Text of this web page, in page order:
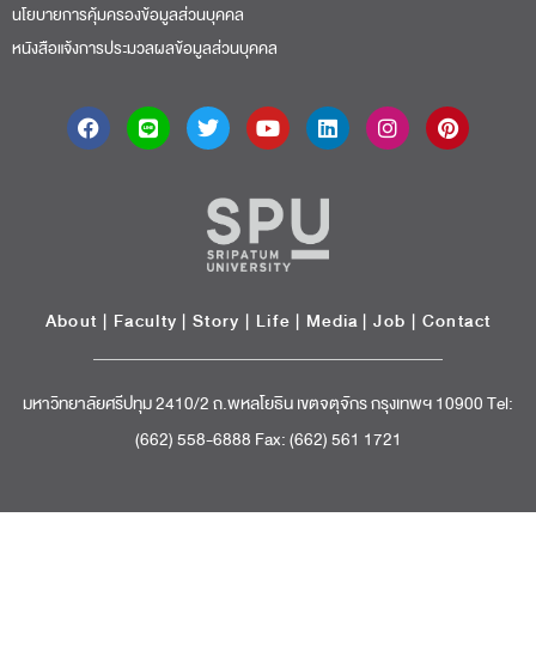
นโยบายการคุ้มครองข้อมูลส่วนบุคคล
หนังสือแจ้งการประมวลผลข้อมูลส่วนบุคคล
About | Faculty | Story | Life | Media |Job | Contact
มหาวิทยาลัยศรีปทุม 2410/2 ถ.พหลโยธิน เขตจตุจักร กรุงเทพฯ 10900 Tel:
(662) 558-6888 Fax: (662) 561 1721